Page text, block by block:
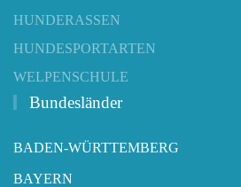
HUNDERASSEN
HUNDESPORTARTEN
WELPENSCHULE
Bundesländer
BADEN-WÜRTTEMBERG
BAYERN